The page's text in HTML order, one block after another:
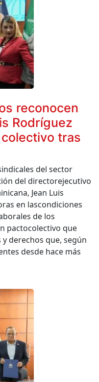
reconocen
Rodríguez
tras
del sector
del directorejecutivo
Jean Luis
en lascondiciones
de los
pactocolectivo que
derechos que, según
desde hace más